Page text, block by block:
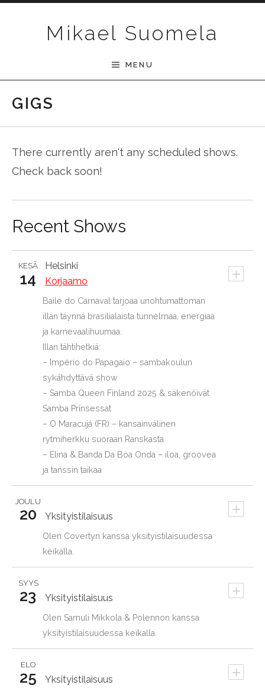
Mikael Suomela
MENU
GIGS
There currently aren't any scheduled shows.
Check back soon!
Recent Shows
Helsinki +
KESÄ
14 Korjaamo
Baile do Carnaval tarjoaa unohtumattoman
illan täynnä brasilialaista tunnelmaa, energiaa
ja karnevaalihuumaa.
Illan tähtihetkiä:
– Império do Papagaio – sambakoulun
sykähdyttävä show
– Samba Queen Finland 2025 & säkenöivät
Samba Prinsessat
– O Maracujá (FR) – kansainvälinen
rytmiherkku suoraan Ranskasta
– Elina & Banda Da Boa Onda – iloa, groovea
ja tanssin taikaa
+
JOULU
20 Yksityistilaisuus
Olen Covertyn kanssa yksityistilaisuudessa
keikalla.
+
SYYS
23 Yksityistilaisuus
Olen Samuli Mikkola & Polennon kanssa
yksityistilaisuudessa keikalla.
+
ELO
25 Yksityistilaisuus